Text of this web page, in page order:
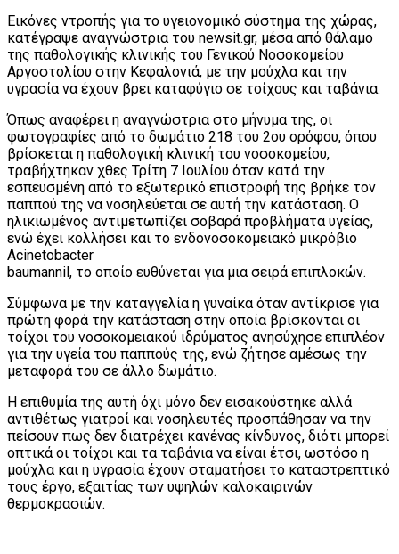
Εικόνες ντροπής για το υγειονομικό σύστημα της χώρας,
κατέγραψε αναγνώστρια του newsit.gr, μέσα από θάλαμο
της παθολογικής κλινικής του Γενικού Νοσοκομείου
Αργοστολίου στην Κεφαλονιά, με την μούχλα και την
υγρασία να έχουν βρει καταφύγιο σε τοίχους και ταβάνια.
Όπως αναφέρει η αναγνώστρια στο μήνυμα της, οι
φωτογραφίες από το δωμάτιο 218 του 2ου ορόφου, όπου
βρίσκεται η παθολογική κλινική του νοσοκομείου,
τραβήχτηκαν χθες Τρίτη 7 Ιουλίου όταν κατά την
εσπευσμένη από το εξωτερικό επιστροφή της βρήκε τον
παππού της να νοσηλεύεται σε αυτή την κατάσταση. Ο
ηλικιωμένος αντιμετωπίζει σοβαρά προβλήματα υγείας,
ενώ έχει κολλήσει και το ενδονοσοκομειακό μικρόβιο
Acinetobacter
baumannil, το οποίο ευθύνεται για μια σειρά επιπλοκών.
Σύμφωνα με την καταγγελία η γυναίκα όταν αντίκρισε για
πρώτη φορά την κατάσταση στην οποία βρίσκονται οι
τοίχοι του νοσοκομειακού ιδρύματος ανησύχησε επιπλέον
για την υγεία του παππούς της, ενώ ζήτησε αμέσως την
μεταφορά του σε άλλο δωμάτιο.
Η επιθυμία της αυτή όχι μόνο δεν εισακούστηκε αλλά
αντιθέτως γιατροί και νοσηλευτές προσπάθησαν να την
πείσουν πως δεν διατρέχει κανένας κίνδυνος, διότι μπορεί
οπτικά οι τοίχοι και τα ταβάνια να είναι έτσι, ωστόσο η
μούχλα και η υγρασία έχουν σταματήσει το καταστρεπτικό
τους έργο, εξαιτίας των υψηλών καλοκαιρινών
θερμοκρασιών.